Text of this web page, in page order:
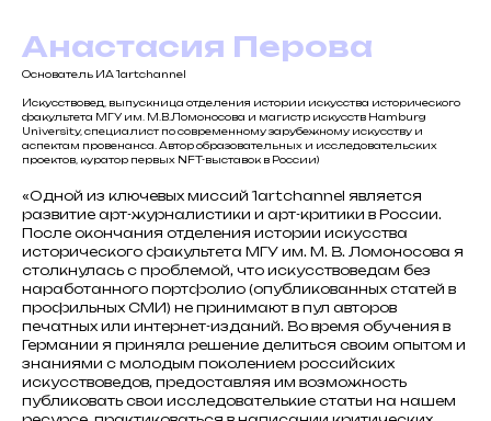
Анастасия Перова
Основатель ИА 1artchannel
Искусствовед, выпускница отделения истории искусства исторического
факультета МГУ им. М.В.Ломоносова и магистр искусств Hamburg
University, специалист по современному зарубежному искусству и
аспектам провенанса. Автор образовательных и исследовательских
проектов, куратор первых NFT-выставок в России)
«Одной из ключевых миссий 1artchannel является
развитие арт-журналистики и арт-критики в России.
После окончания отделения истории искусства
исторического факультета МГУ им. М. В. Ломоносова я
столкнулась с проблемой, что искусствоведам без
наработанного портфолио (опубликованных статей в
профильных СМИ) не принимают в пул авторов
печатных или интернет-изданий. Во время обучения в
Германии я приняла решение делиться своим опытом и
знаниями с молодым поколением российских
искусствоведов, предоставляя им возможность
публиковать свои исследователькие статьи на нашем